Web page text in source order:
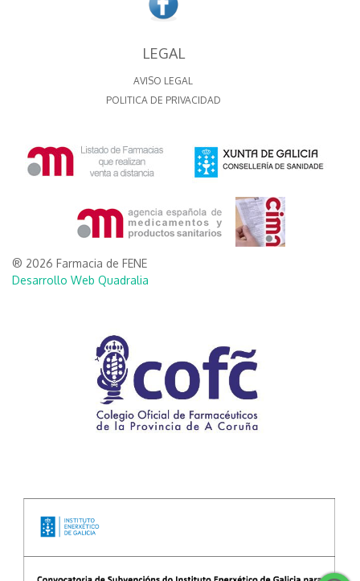
LEGAL
AVISO LEGAL
POLITICA DE PRIVACIDAD
® 2026 Farmacia de FENE
Desarrollo Web Quadralia